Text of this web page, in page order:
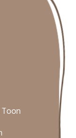
Toon